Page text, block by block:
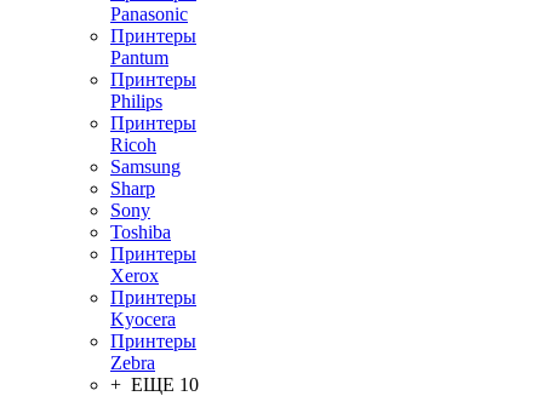
Panasonic
Принтеры
Pantum
Принтеры
Philips
Принтеры
Ricoh
Samsung
Sharp
Sony
Toshiba
Принтеры
Xerox
Принтеры
Kyocera
Принтеры
Zebra
+ ЕЩЕ 10